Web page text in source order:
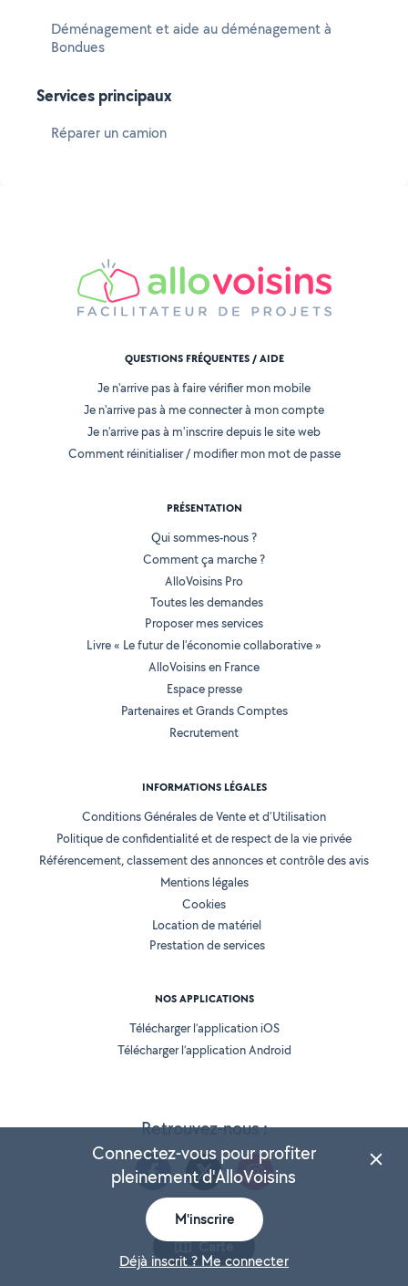
Déménagement et aide au déménagement à
Bondues
Services principaux
Réparer un camion
Carte
Retrouvez-nous :
QUESTIONS FRÉQUENTES / AIDE
Je n'arrive pas à faire vérifier mon mobile
Je n'arrive pas à me connecter à mon compte
Je n'arrive pas à m'inscrire depuis le site web
Comment réinitialiser / modifier mon mot de passe
PRÉSENTATION
Qui sommes-nous ?
Comment ça marche ?
AlloVoisins Pro
Toutes les demandes
Proposer mes services
Livre « Le futur de l'économie collaborative »
AlloVoisins en France
Espace presse
Partenaires et Grands Comptes
Recrutement
INFORMATIONS LÉGALES
Conditions Générales de Vente et d'Utilisation
Politique de confidentialité et de respect de la vie privée
Référencement, classement des annonces et contrôle des avis
Mentions légales
Cookies
Location de matériel
Prestation de services
NOS APPLICATIONS
Télécharger l’application iOS
Télécharger l’application Android
Connectez-vous pour profiter
pleinement d'AlloVoisins
M'inscrire
Déjà inscrit ? Me connecter